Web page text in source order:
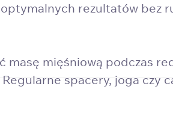
rezultatów bez
masę mięśniową podczas
spacery, joga czy